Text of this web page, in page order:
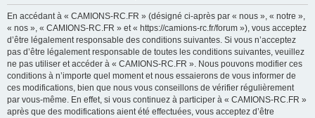
En accédant à « CAMIONS-RC.FR » (désigné ci-après par « nous », « notre »,
« nos », « CAMIONS-RC.FR » et « https://camions-rc.fr/forum »), vous acceptez
d’être légalement responsable des conditions suivantes. Si vous n’acceptez
pas d’être légalement responsable de toutes les conditions suivantes, veuillez
ne pas utiliser et accéder à « CAMIONS-RC.FR ». Nous pouvons modifier ces
conditions à n’importe quel moment et nous essaierons de vous informer de
ces modifications, bien que nous vous conseillons de vérifier régulièrement
par vous-même. En effet, si vous continuez à participer à « CAMIONS-RC.FR »
après que des modifications aient été effectuées, vous acceptez d’être